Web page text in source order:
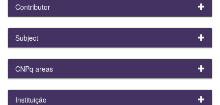
Contributor
Subject
CNPq areas
Instituição